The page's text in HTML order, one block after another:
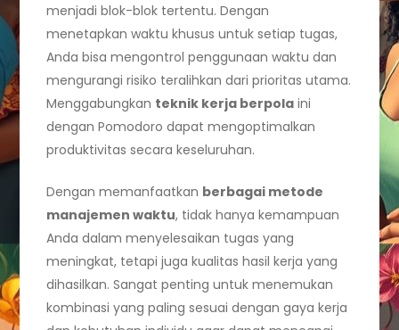
menjadi blok-blok tertentu. Dengan
menetapkan waktu khusus untuk setiap tugas,
Anda bisa mengontrol penggunaan waktu dan
mengurangi risiko teralihkan dari prioritas utama.
Menggabungkan teknik kerja berpola ini
dengan Pomodoro dapat mengoptimalkan
produktivitas secara keseluruhan.
Dengan memanfaatkan berbagai metode
manajemen waktu, tidak hanya kemampuan
Anda dalam menyelesaikan tugas yang
meningkat, tetapi juga kualitas hasil kerja yang
dihasilkan. Sangat penting untuk menemukan
kombinasi yang paling sesuai dengan gaya kerja